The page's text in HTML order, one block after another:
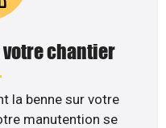
votre chantier
la benne sur votre
manutention se